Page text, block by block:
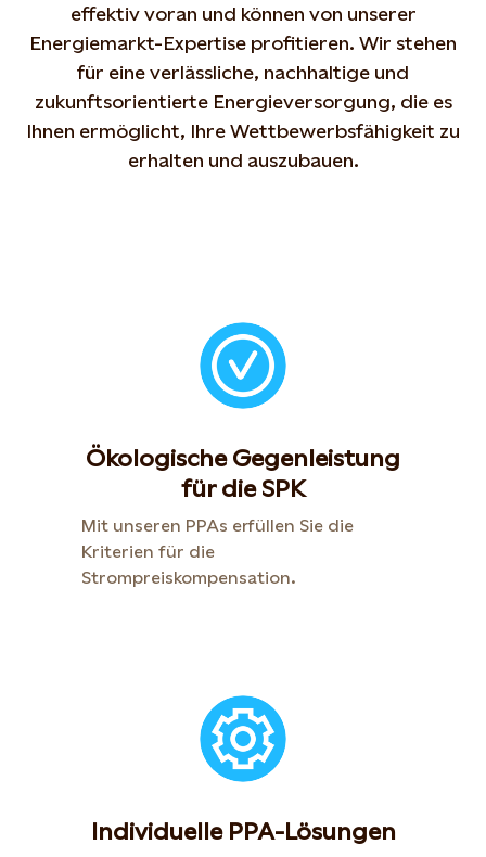
effektiv voran und können von unserer
Energiemarkt-Expertise profitieren. Wir stehen
für eine verlässliche, nachhaltige und
zukunftsorientierte Energieversorgung, die es
Ihnen ermöglicht, Ihre Wettbewerbsfähigkeit zu
erhalten und auszubauen.
Ökologische Gegenleistung
für die SPK
Mit unseren PPAs erfüllen Sie die
Kriterien für die
Strompreiskompensation.
Individuelle PPA-Lösungen